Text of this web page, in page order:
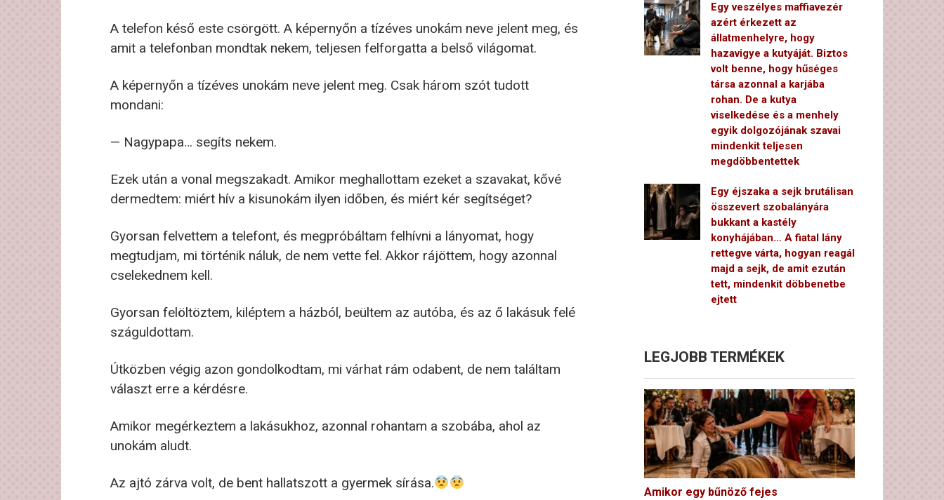
A telefon késő este csörgött. A képernyőn a tízéves unokám neve jelent meg, és
amit a telefonban mondtak nekem, teljesen felforgatta a belső világomat.
A képernyőn a tízéves unokám neve jelent meg. Csak három szót tudott
mondani:
— Nagypapa… segíts nekem.
Ezek után a vonal megszakadt. Amikor meghallottam ezeket a szavakat, kővé
dermedtem: miért hív a kisunokám ilyen időben, és miért kér segítséget?
Gyorsan felvettem a telefont, és megpróbáltam felhívni a lányomat, hogy
megtudjam, mi történik náluk, de nem vette fel. Akkor rájöttem, hogy azonnal
cselekednem kell.
Gyorsan felöltöztem, kiléptem a házból, beültem az autóba, és az ő lakásuk felé
száguldottam.
Útközben végig azon gondolkodtam, mi várhat rám odabent, de nem találtam
választ erre a kérdésre.
Amikor megérkeztem a lakásukhoz, azonnal rohantam a szobába, ahol az
unokám aludt.
Az ajtó zárva volt, de bent hallatszott a gyermek sírása.
Egy veszélyes maffiavezér
azért érkezett az
állatmenhelyre, hogy
hazavigye a kutyáját. Biztos
volt benne, hogy hűséges
társa azonnal a karjába
rohan. De a kutya
viselkedése és a menhely
egyik dolgozójának szavai
mindenkit teljesen
megdöbbentettek
Egy éjszaka a sejk brutálisan
összevert szobalányára
bukkant a kastély
konyhájában… A fiatal lány
rettegve várta, hogyan reagál
majd a sejk, de amit ezután
tett, mindenkit döbbenetbe
ejtett
LEGJOBB TERMÉKEK
Amikor egy bűnöző fejes